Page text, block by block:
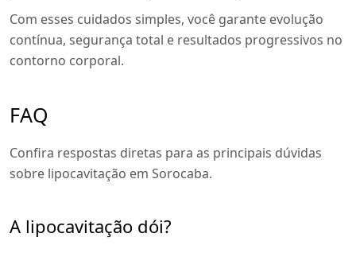
Com esses cuidados simples, você garante evolução
contínua, segurança total e resultados progressivos no
contorno corporal.
FAQ
Confira respostas diretas para as principais dúvidas
sobre lipocavitação em Sorocaba.
A lipocavitação dói?